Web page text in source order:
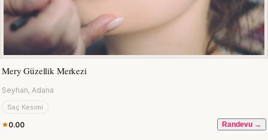
Mery Güzellik Merkezi
Seyhan, Adana
Saç Kesimi
0.00 Randevu →